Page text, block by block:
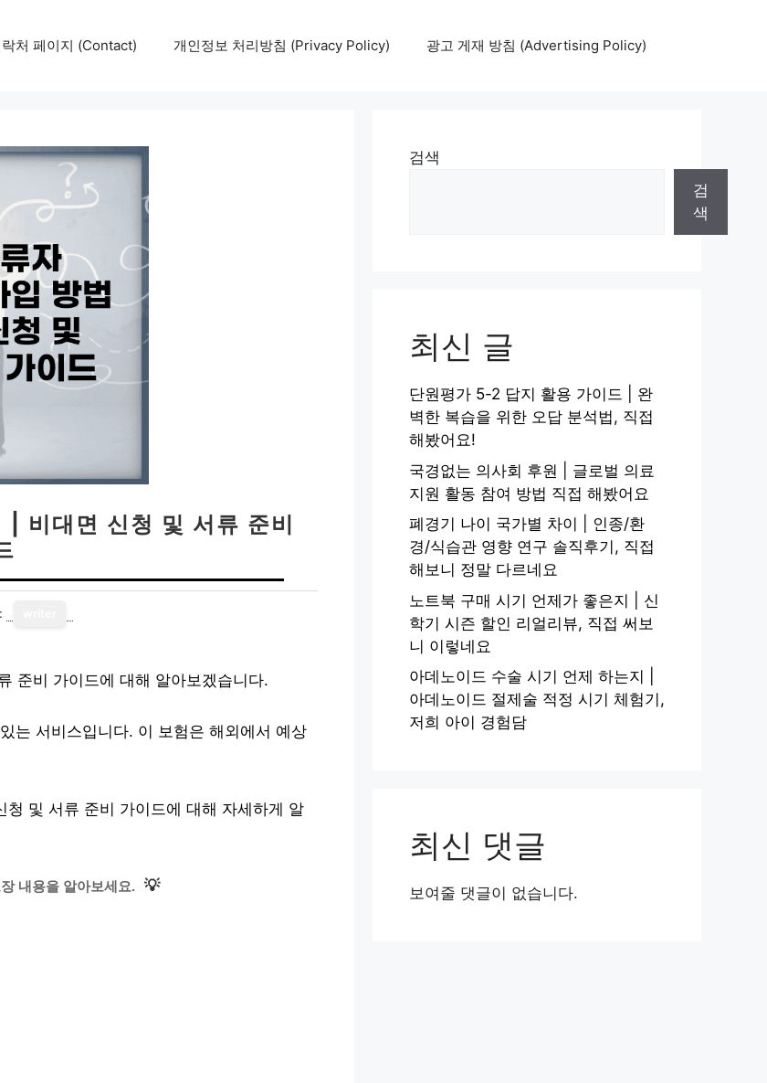
처 페이지 (Contact) 개인정보 처리방침 (Privacy Policy) 광고 게재 방침 (Advertising Policy)
비대면 신청 및 서류 준비
준비 가이드에 대해 알아보겠습니다.
는 서비스입니다. 이 보험은 해외에서 예상
및 서류 준비 가이드에 대해 자세하게 알
내용을 알아보세요. 💡
검색
검
색
최신 글
단원평가 5-2 답지 활용 가이드 | 완
벽한 복습을 위한 오답 분석법, 직접
해봤어요!
국경없는 의사회 후원 | 글로벌 의료
지원 활동 참여 방법 직접 해봤어요
폐경기 나이 국가별 차이 | 인종/환
경/식습관 영향 연구 솔직후기, 직접
해보니 정말 다르네요
노트북 구매 시기 언제가 좋은지 | 신
학기 시즌 할인 리얼리뷰, 직접 써보
니 이렇네요
아데노이드 수술 시기 언제 하는지 |
아데노이드 절제술 적정 시기 체험기,
저희 아이 경험담
최신 댓글
보여줄 댓글이 없습니다.